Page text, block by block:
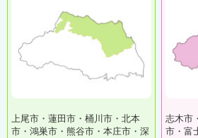
上尾市・蓮田市・桶川市・北本
市・鴻巣市・熊谷市・本庄市・深
志木市
市・富